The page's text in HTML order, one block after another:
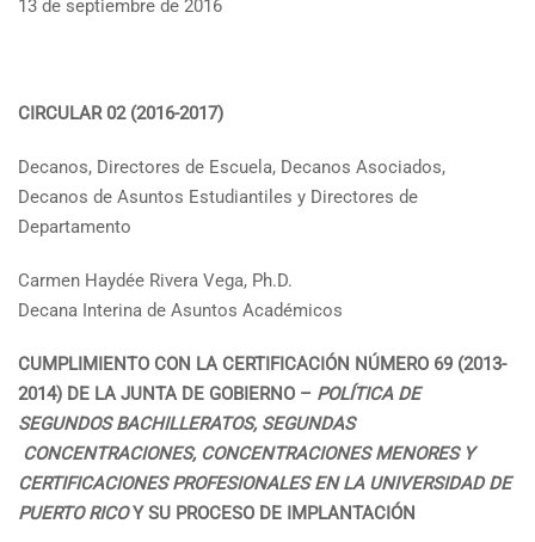
13 de septiembre de 2016
CIRCULAR 02 (2016-2017)
Decanos, Directores de Escuela, Decanos Asociados,
Decanos de Asuntos Estudiantiles y Directores de
Departamento
Carmen Haydée Rivera Vega, Ph.D.
Decana Interina de Asuntos Académicos
CUMPLIMIENTO CON LA CERTIFICACIÓN NÚMERO 69 (2013-
2014) DE LA JUNTA DE GOBIERNO – POLÍTICA DE
SEGUNDOS BACHILLERATOS, SEGUNDAS
CONCENTRACIONES, CONCENTRACIONES MENORES Y
CERTIFICACIONES PROFESIONALES EN LA UNIVERSIDAD DE
PUERTO RICOY SU PROCESO DE IMPLANTACIÓN